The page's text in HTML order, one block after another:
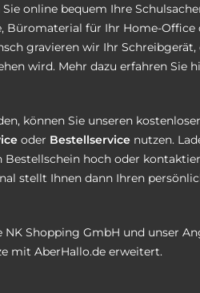
online bequem Ihre
Büromaterial für Ihr Home-
gravieren wir Ihr
wird. Mehr dazu erfahren Sie
können Sie unseren
oder Bestellservice nutzen.
hoch oder
stellt Ihnen dann Ihren
Shopping GmbH und unser
mit AberHallo.de erweitert.